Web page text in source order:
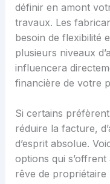
définir en amont
travaux. Les
besoin de flexibilité
plusieurs niveaux
influencera
financière de votre
Si certains
réduire la facture,
d’esprit absolue.
options qui
rêve de propriétaire